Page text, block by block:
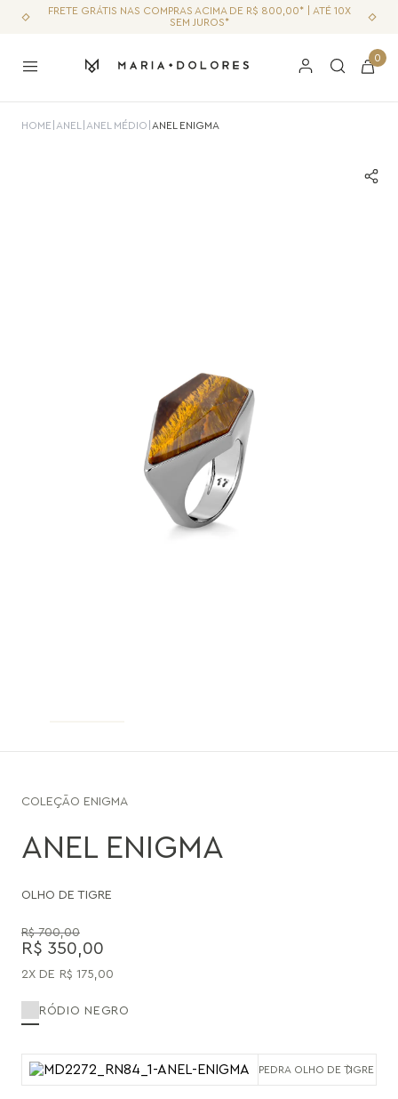
FRETE GRÁTIS NAS COMPRAS ACIMA DE R$ 800,00* | ATÉ 10X
SEM JUROS*
0
HOME ANEL ANEL MÉDIO ANEL ENIGMA
COLEÇÃO ENIGMA
ANEL ENIGMA
OLHO DE TIGRE
R$ 700,00
R$ 350,00
2 R$ 175,00
RÓDIO NEGRO
PEDRA OLHO DE TIGRE